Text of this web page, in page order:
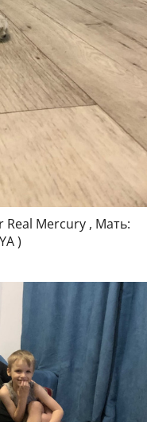
Real Mercury , Мать:
)